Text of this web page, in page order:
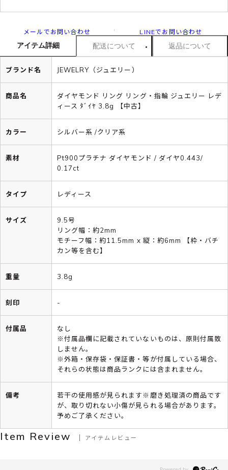
メールでお問い合わせ LINEでお問い合わせ
アイテム詳細 配送について 返品について
ブランド名 JEWELRY（ジュエリー）
商品名
ダイヤモンド リング リング・指輪 ジュエリー レデ
ィース ﾀﾞｲﾔ 3.8g 【中古】
カラー シルバー系 /クリア系
素材
Pt900プラチナ ダイヤモンド / ダイヤ0.443/
0.17ct
タイプ レディース
サイズ
9.5号
リング幅：約2mm
モチーフ幅：約11.5mm x 縦：約6mm 【枠・バチ
カン等を含む】
重量 3.8g
刻印 -
付属品
なし
※付属品欄に記載されていないものは、原則付属致
しません。
※外箱・保存袋・保証書・等が付属している場合、
それらの状態は商品ランクには含まれません。
備考
若干の使用感が見られます※磨き処理済の商品です
が、取り切れない小傷が見られる場合があります。
予めご了承ください。
Item Review アイテムレビュー